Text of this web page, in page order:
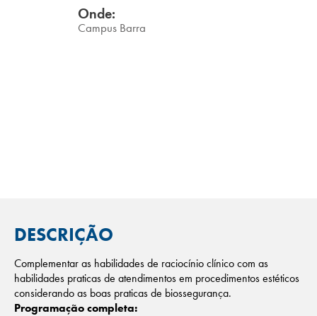
INSCREVA-SEOnde:
Campus Barra
DESCRIÇÃO
Complementar as habilidades de raciocínio clínico com as
habilidades praticas de atendimentos em procedimentos estéticos
considerando as boas praticas de biossegurança.
Programação completa: